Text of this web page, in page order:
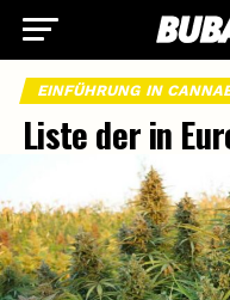
EINFÜHRUNG IN
Liste der in
Hanfsorten